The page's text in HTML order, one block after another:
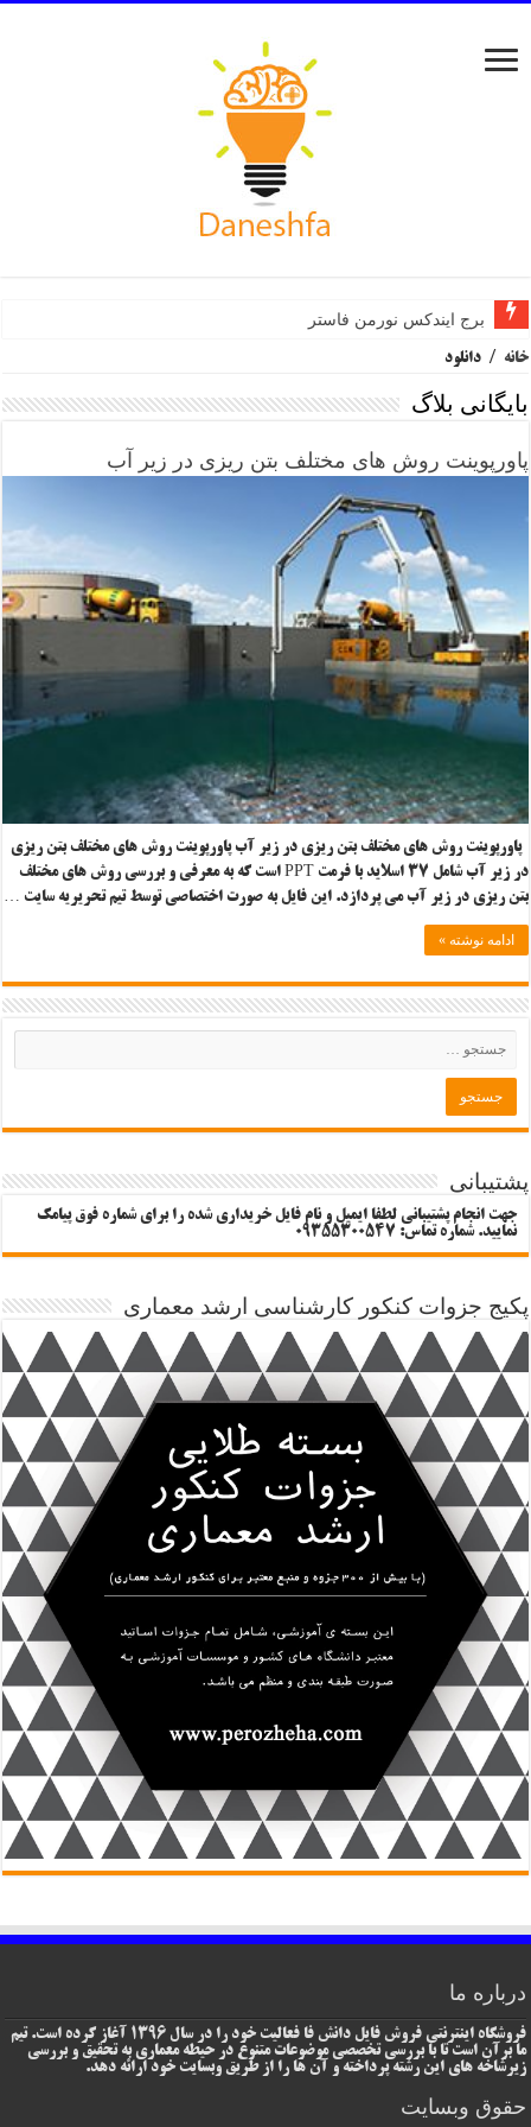
برج ایندکس نورمن فاستر
خانه / دانلود
بایگانی بلاگ
پاورپوینت روش های مختلف بتن ریزی در زیر آب
پاورپوینت روش های مختلف بتن ریزی در زیر آب پاورپوینت روش های مختلف بتن ریزی
در زیر آب شامل ۳۷ اسلاید با فرمت PPT است که به معرفی و بررسی روش های مختلف
بتن ریزی در زیر آب می پردازد. این فایل به صورت اختصاصی توسط تیم تحریریه سایت …
ادامه نوشته »
پشتیبانی
جهت انجام پشتیبانی لطفا ایمیل و نام فایل خریداری شده را برای شماره فوق پیامک
نمایید. شماره تماس: 09355300547
پکیج جزوات کنکور کارشناسی ارشد معماری
درباره ما
فروشگاه اینترنتی فروش فایل دانش فا فعالیت خود را در سال 1396 آغاز کرده است. تیم
ما برآن است تا با بررسی تخصصی موضوعات متنوع در حیطه معماری به تحقیق و بررسی
زیرشاخه های این رشته پرداخته و آن ها را از طریق وبسایت خود ارائه دهد.
حقوق وبسایت